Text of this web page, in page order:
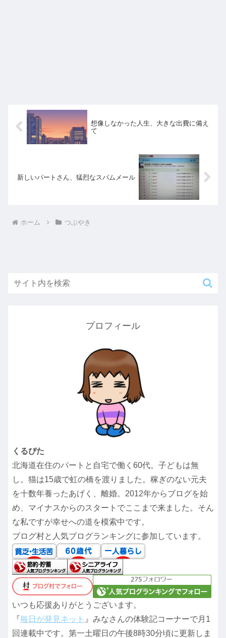
想像しなかった人生、大きな出費に備え
て
新しいパートさん、猛烈なスパムメール
ホーム つぶやき
プロフィール
くるぴた
北海道在住のパートと自宅で働く60代。子どもは無
し。猫は15歳で虹の橋を渡りました。稼ぎのない元夫
を十数年養ったあげく、離婚。2012年からブログを始
め、マイナスからのスタートでここまで来ました。そん
な私ですが幸せへの道を模索中です。
ブログ村と人気ブログランキングに参加しています。
いつも応援ありがとうございます。
『毎日が発見ネット 』みなさんの体験記コーナーで月1
回連載中です。第一土曜日の午後8時30分頃に更新しま